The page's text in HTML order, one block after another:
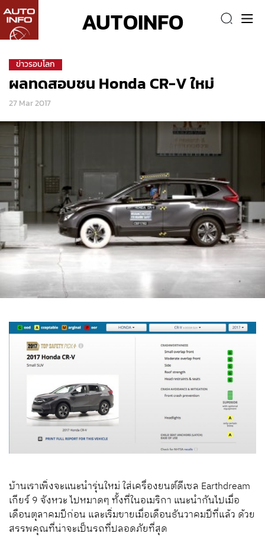
AUTOINFO
ข่าวรอบโลก
ผลทดสอบชน Honda CR-V ใหม่
27 Mar 2017
บ้านเราเพิ่งจะแนะนำรุ่นใหม่ ใส่เครื่องยนต์ดีเซล Earthdream
เกียร์ 9 จังหวะ ไปหมาดๆ ทั้งที่ในอเมริกา แนะนำกันไปเมื่อ
เดือนตุลาคมปีก่อน และเริ่มขายเมื่อเดือนธันวาคมปีที่แล้ว ด้วย
สรรพคุณที่น่าจะเป็นรถที่ปลอดภัยที่สุด